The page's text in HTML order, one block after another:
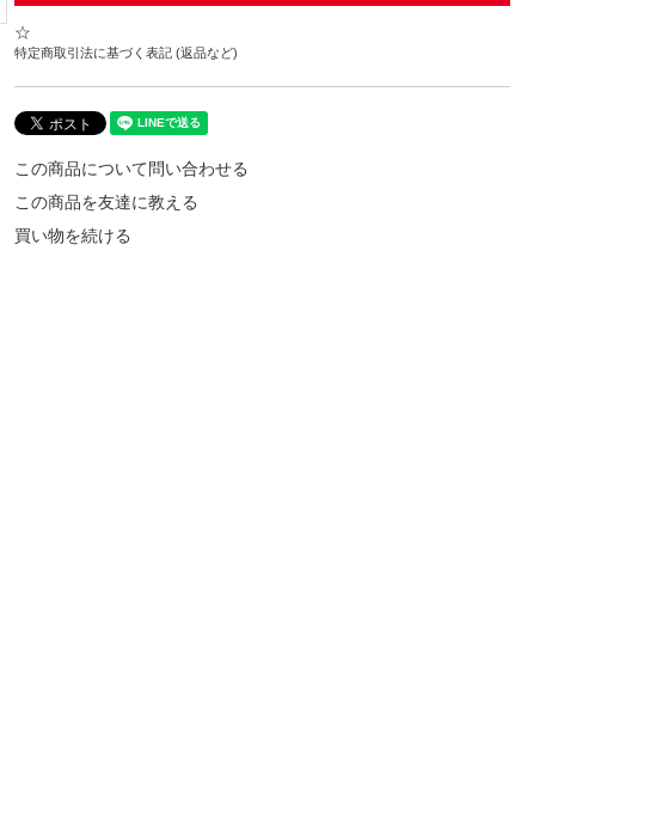
☆
特定商取引法に基づく表記 (返品など)
この商品について問い合わせる
この商品を友達に教える
買い物を続ける